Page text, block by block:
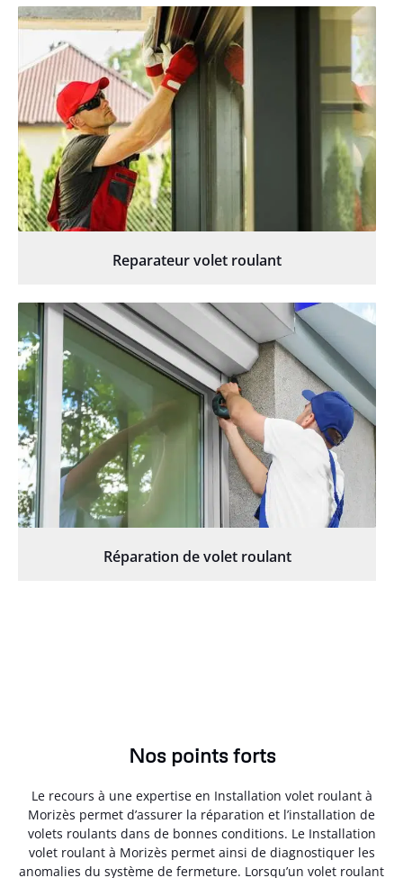
Reparateur volet roulant
Réparation de volet roulant
Nos points forts
Le recours à une expertise en Installation volet roulant à
Morizès permet d’assurer la réparation et l’installation de
volets roulants dans de bonnes conditions. Le Installation
volet roulant à Morizès permet ainsi de diagnostiquer les
anomalies du système de fermeture. Lorsqu’un volet roulant